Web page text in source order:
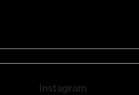
Instagram